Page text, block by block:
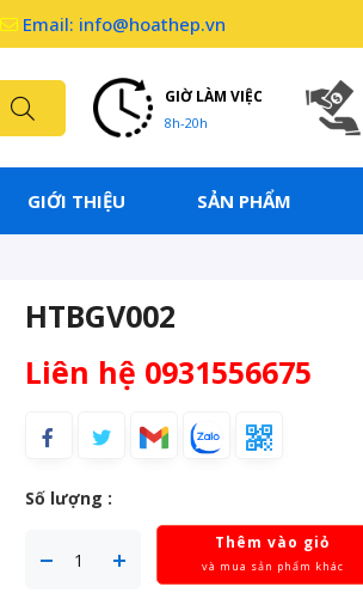
Email: info@hoathep.vn
GIỜ LÀM VIỆC
8h-20h
GIỚI THIỆU SẢN PHẨM
HTBGV002
Liên hệ 0931556675
Số lượng :
Thêm vào giỏ
và mua sản phẩm khác